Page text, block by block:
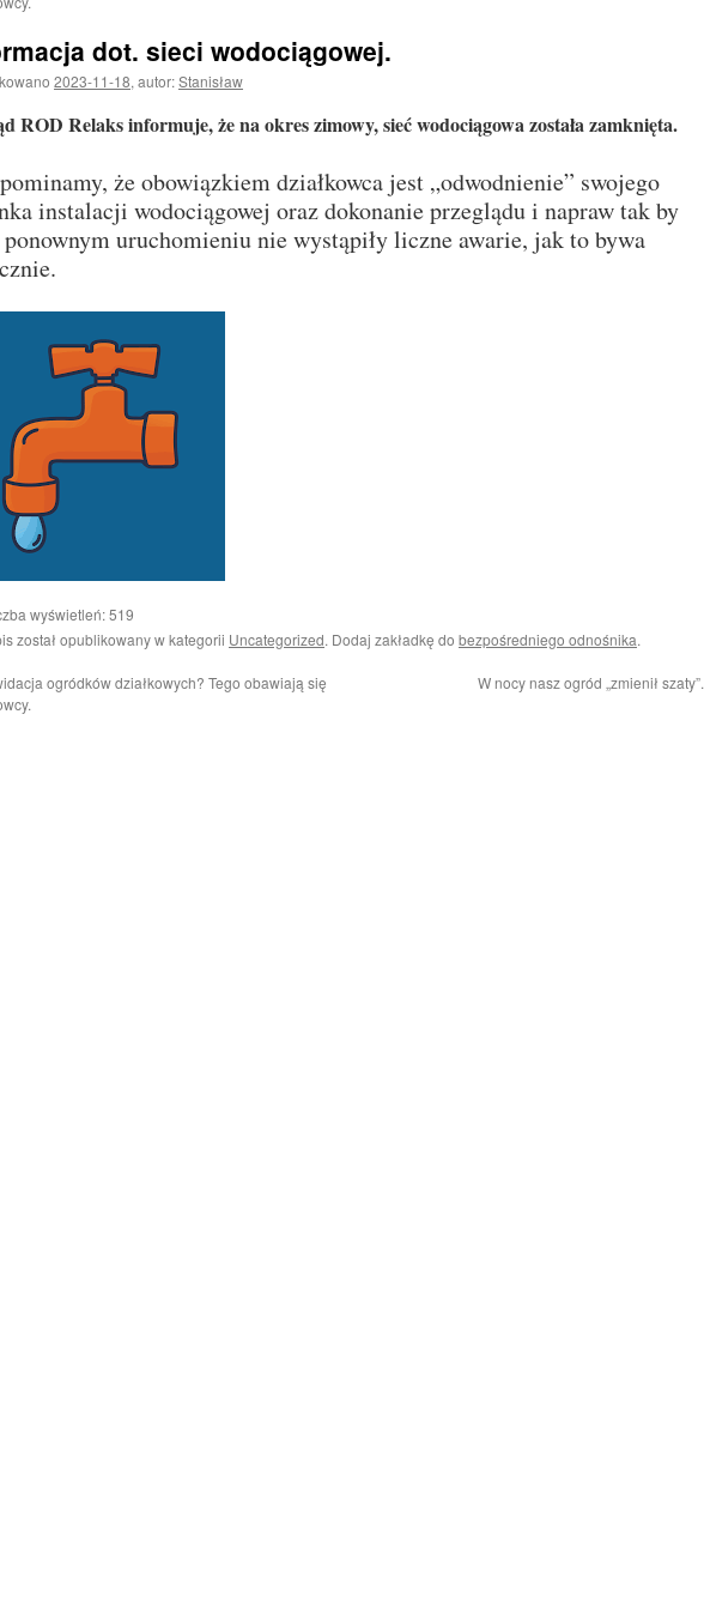
dot. sieci wodociągowej.
2023-11-18, autor:Stanisław
ROD Relaks informuje,że na okres zimowy, sieć wodociągowa została zamknięta.
że obowiązkiem działkowca jest „odwodnienie” swojego
instalacji wodociągowej oraz dokonanie przeglądu i napraw tak by
uruchomieniu nie wystąpiły liczne awarie, jak to bywa
wyświetleń:519
został opublikowany w kategorii Uncategorized. Dodaj zakładkę do bezpośredniego odnośnika.
ogródków działkowych? Tego obawiają się
W nocy nasz ogród „zmienił szaty”.